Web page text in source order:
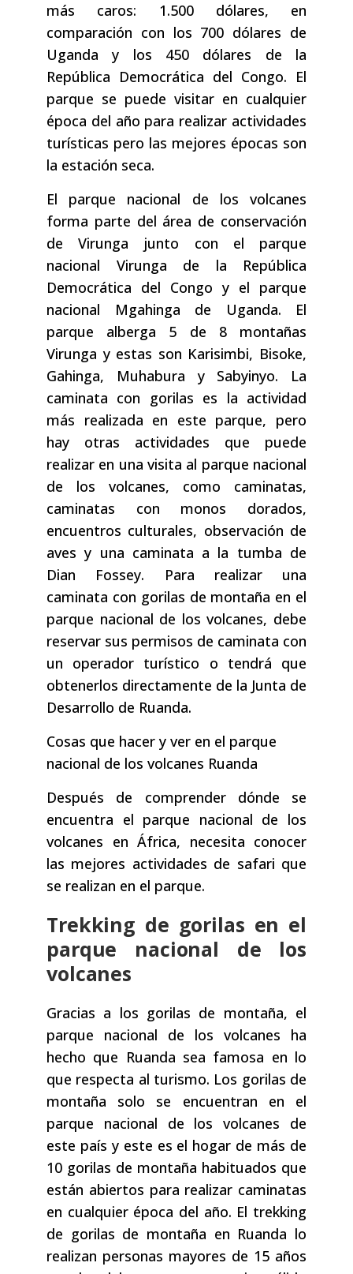
más caros: 1.500 dólares, en
comparación con los 700 dólares de
Uganda y los 450 dólares de la
República Democrática del Congo. El
parque se puede visitar en cualquier
época del año para realizar actividades
turísticas pero las mejores épocas son
la estación seca.
El parque nacional de los volcanes
forma parte del área de conservación
de Virunga junto con el parque
nacional Virunga de la República
Democrática del Congo y el parque
nacional Mgahinga de Uganda. El
parque alberga 5 de 8 montañas
Virunga y estas son Karisimbi, Bisoke,
Gahinga, Muhabura y Sabyinyo. La
caminata con gorilas es la actividad
más realizada en este parque, pero
hay otras actividades que puede
realizar en una visita al parque nacional
de los volcanes, como caminatas,
caminatas con monos dorados,
encuentros culturales, observación de
aves y una caminata a la tumba de
Dian Fossey. Para realizar una
caminata con gorilas de montaña en el
parque nacional de los volcanes, debe
reservar sus permisos de caminata con
un operador turístico o tendrá que
obtenerlos directamente de la Junta de
Desarrollo de Ruanda.
Cosas que hacer y ver en el parque
nacional de los volcanes Ruanda
Después de comprender dónde se
encuentra el parque nacional de los
volcanes en África, necesita conocer
las mejores actividades de safari que
se realizan en el parque.
Trekking de gorilas en el
parque nacional de los
volcanes
Gracias a los gorilas de montaña, el
parque nacional de los volcanes ha
hecho que Ruanda sea famosa en lo
que respecta al turismo. Los gorilas de
montaña solo se encuentran en el
parque nacional de los volcanes de
este país y este es el hogar de más de
10 gorilas de montaña habituados que
están abiertos para realizar caminatas
en cualquier época del año. El trekking
de gorilas de montaña en Ruanda lo
realizan personas mayores de 15 años